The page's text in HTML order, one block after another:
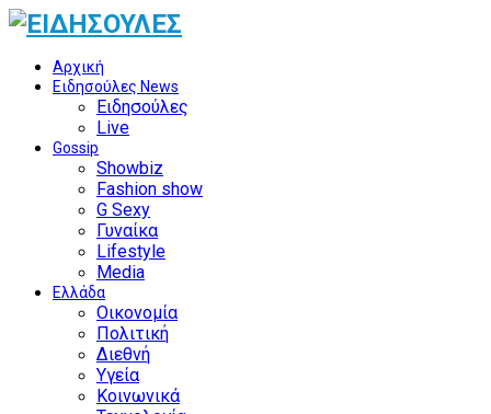
Αρχική
Ειδησούλες News
Ειδησούλες
Live
Gossip
Showbiz
Fashion show
G Sexy
Γυναίκα
Lifestyle
Media
Ελλάδα
Οικονομία
Πολιτική
Διεθνή
Υγεία
Κοινωνικά